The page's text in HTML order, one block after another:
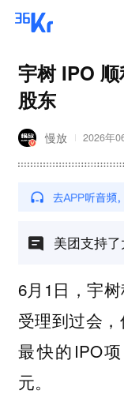
宇树 IPO
股东
慢放 2026年
美团支持
6月1日，宇
受理到过会
最快的IPO
元。